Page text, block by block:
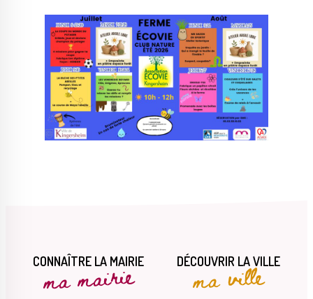
CONNAÎTRE LA MAIRIE
ma mairie DÉCOUVRIR LA VILLE
ma ville